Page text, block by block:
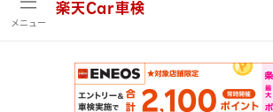
メニュー
楽天Car車検